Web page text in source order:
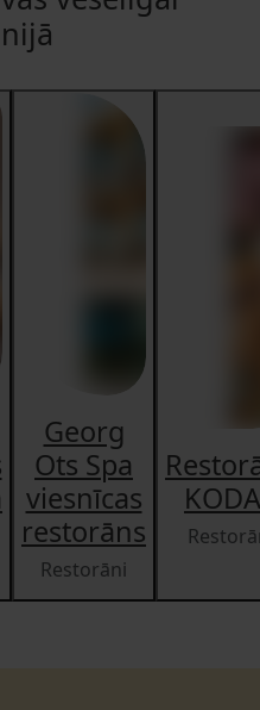
Georg
Ots Spa
viesnīcas
restorāns
Restorāni